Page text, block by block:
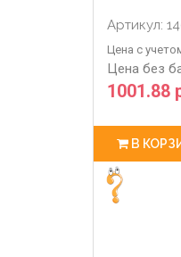
Артикул:
Цена с
Цена без
1001.88
В